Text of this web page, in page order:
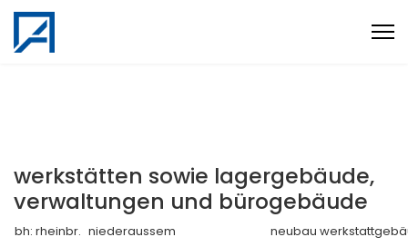
werkstätten sowie lagergebäude,
verwaltungen und bürogebäude
bh: rheinbr. niederaussem
neubau